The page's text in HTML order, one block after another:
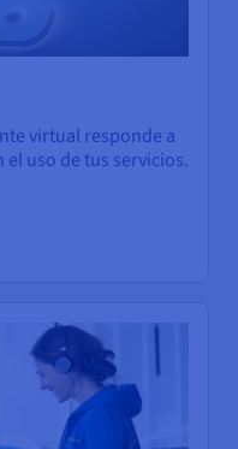
virtual responde a
uso de tus servicios.